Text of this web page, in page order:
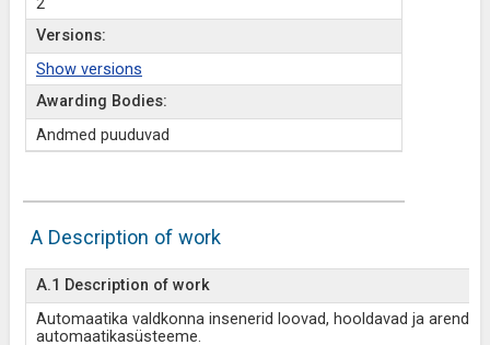
2
Versions:
Show versions
Awarding Bodies:
Andmed puuduvad
A Description of work
A.1 Description of work
Automaatika valdkonna insenerid loovad, hooldavad ja
automaatikasüsteeme.